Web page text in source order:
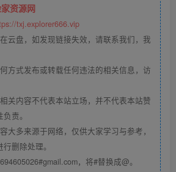
资源网
txj.explorer666.vip
云盘，如发现链接失效，请联系我们，我
方式发布或转载任何违法的相关信息，访
关内容不代表本站立场，并不代表本站赞
责。
大多来源于网络，仅供大家学习与参考，
删除处理。
，将#替换成@。